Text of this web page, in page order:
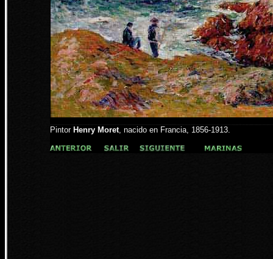
Pintor Henry Moret, nacido en Francia, 1856-1913.